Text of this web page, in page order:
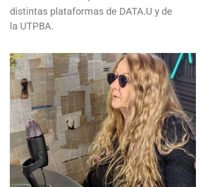
distintas plataformas de DATA.U y de
la UTPBA.